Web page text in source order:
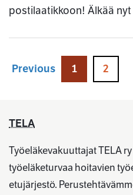
postilaatikkoon! Älkää
Previous 1 2
TELA
Työeläkevakuuttajat TELA
työeläketurvaa hoitavien
etujärjestö.